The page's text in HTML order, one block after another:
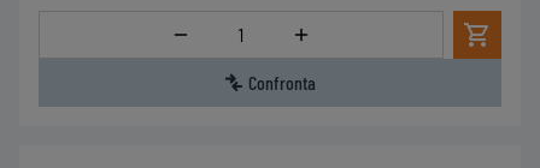
Quantità
Confronta